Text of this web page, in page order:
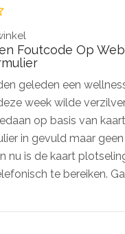
Foutcode Op
geleden een
week wilde
op basis van
in gevuld maar
nu is de kaart
te bereiken.